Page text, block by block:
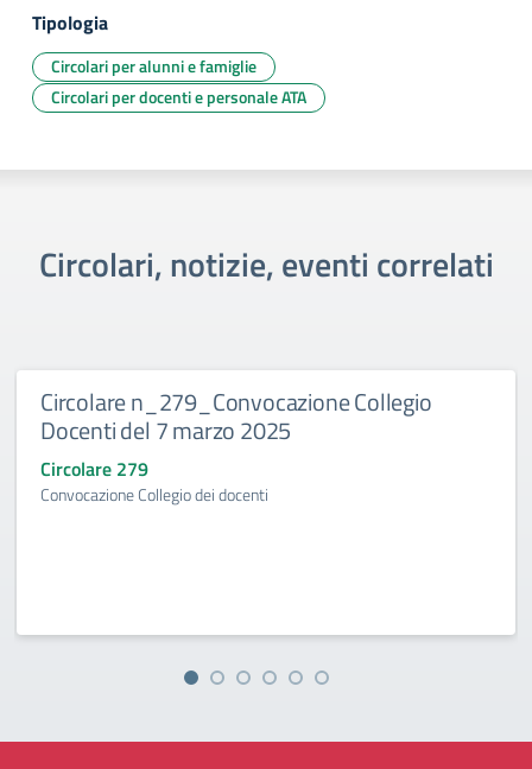
Tipologia
Circolari per alunni e famiglie
Circolari per docenti e personale ATA
Circolari, notizie, eventi correlati
Circolare n_279_Convocazione Collegio
Docenti del 7 marzo 2025
Circolare 279
Convocazione Collegio dei docenti